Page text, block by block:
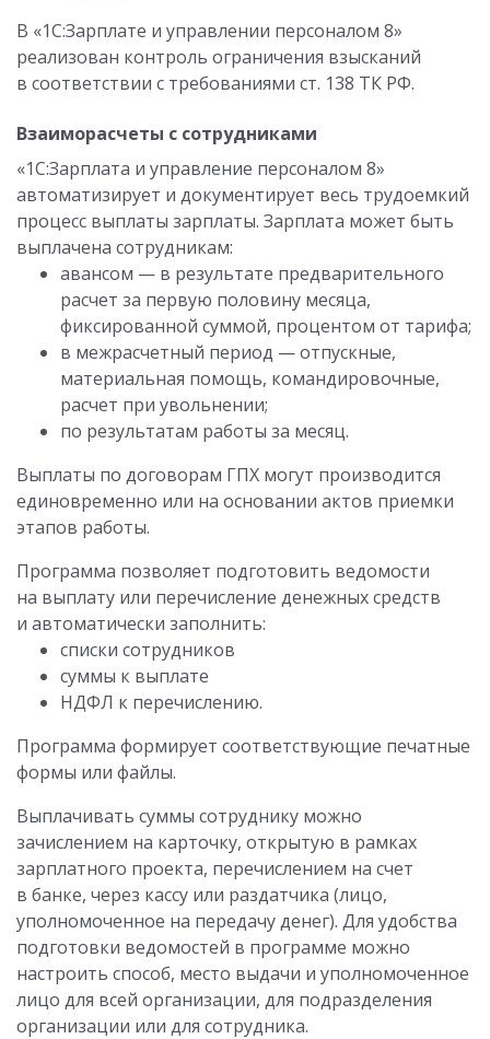
В «1С:Зарплате и управлении персоналом 8»
реализован контроль ограничения взысканий
в соответствии с требованиями ст. 138 ТК РФ.
Взаиморасчеты с сотрудниками
«1С:Зарплата и управление персоналом 8»
автоматизирует и документирует весь трудоемкий
процесс выплаты зарплаты. Зарплата может быть
выплачена сотрудникам:
авансом — в результате предварительного
расчет за первую половину месяца,
фиксированной суммой, процентом от тарифа;
в межрасчетный период — отпускные,
материальная помощь, командировочные,
расчет при увольнении;
по результатам работы за месяц.
Выплаты по договорам ГПХ могут производится
единовременно или на основании актов приемки
этапов работы.
Программа позволяет подготовить ведомости
на выплату или перечисление денежных средств
и автоматически заполнить:
списки сотрудников
суммы к выплате
НДФЛ к перечислению.
Программа формирует соответствующие печатные
формы или файлы.
Выплачивать суммы сотруднику можно
зачислением на карточку, открытую в рамках
зарплатного проекта, перечислением на счет
в банке, через кассу или раздатчика (лицо,
уполномоченное на передачу денег). Для удобства
подготовки ведомостей в программе можно
настроить способ, место выдачи и уполномоченное
лицо для всей организации, для подразделения
организации или для сотрудника.